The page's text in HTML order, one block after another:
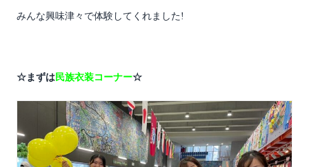
みんな興味津々で体験してくれました!
☆まずは民族衣装コーナー☆